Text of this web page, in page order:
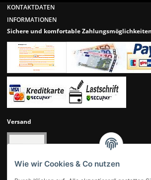
Wie wir Cookies & Co nutzen
KONTAKTDATEN
INFORMATIONEN
Sichere und komfortable Zahlungsmöglichkeiten
Versand